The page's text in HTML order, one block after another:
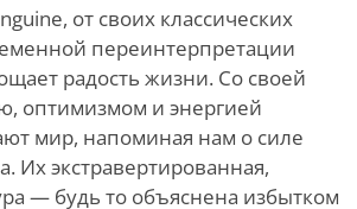
от своих классических
переинтерпретации
радость жизни. Со своей
оптимизмом и энергией
мир, напоминая нам о силе
Их экстравертированная,
— будь то объяснена избытком